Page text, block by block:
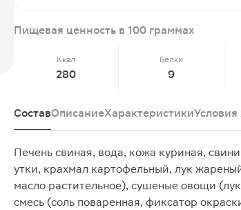
Пищевая ценность в 100 граммах
Ккал
280
Белки
9
СоставОписаниеХарактеристики
Печень свиная, вода, кожа куриная,
утки, крахмал картофельный, лук
масло растительное), сушеные овощи
смесь (соль поваренная, фиксатор